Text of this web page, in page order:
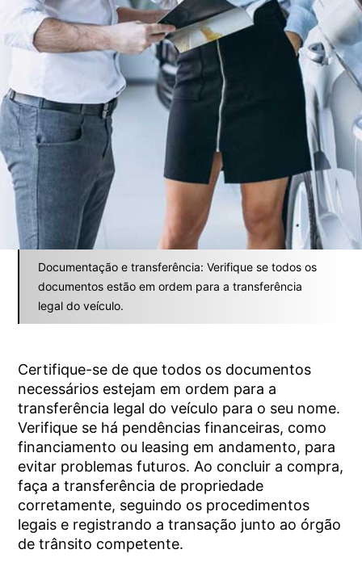
Documentação e transferência: Verifique se todos os
documentos estão em ordem para a transferência
legal do veículo.
Certifique-se de que todos os documentos
necessários estejam em ordem para a
transferência legal do veículo para o seu nome.
Verifique se há pendências financeiras, como
financiamento ou leasing em andamento, para
evitar problemas futuros. Ao concluir a compra,
faça a transferência de propriedade
corretamente, seguindo os procedimentos
legais e registrando a transação junto ao órgão
de trânsito competente.